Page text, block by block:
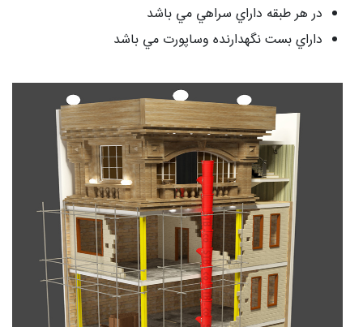
در هر طبقه داراي سراهي مي باشد
داراي بست نگهدارنده وساپورت مي باشد